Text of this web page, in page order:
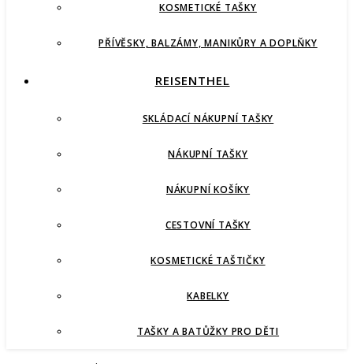
KOSMETICKÉ TAŠKY
PŘÍVĚSKY, BALZÁMY, MANIKŮRY A DOPLŇKY
REISENTHEL
SKLÁDACÍ NÁKUPNÍ TAŠKY
NÁKUPNÍ TAŠKY
NÁKUPNÍ KOŠÍKY
CESTOVNÍ TAŠKY
KOSMETICKÉ TAŠTIČKY
KABELKY
TAŠKY A BATŮŽKY PRO DĚTI